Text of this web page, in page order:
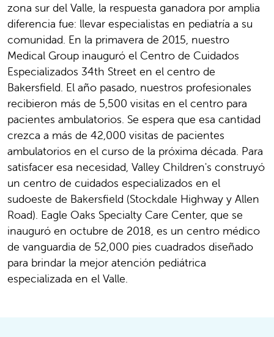
zona sur del Valle, la respuesta ganadora por amplia
diferencia fue: llevar especialistas en pediatría a su
comunidad. En la primavera de 2015, nuestro
Medical Group inauguró el Centro de Cuidados
Especializados 34th Street en el centro de
Bakersfield. El año pasado, nuestros profesionales
recibieron más de 5,500 visitas en el centro para
pacientes ambulatorios. Se espera que esa cantidad
crezca a más de 42,000 visitas de pacientes
ambulatorios en el curso de la próxima década. Para
satisfacer esa necesidad, Valley Children's construyó
un centro de cuidados especializados en el
sudoeste de Bakersfield (Stockdale Highway y Allen
Road). Eagle Oaks Specialty Care Center, que se
inauguró en octubre de 2018, es un centro médico
de vanguardia de 52,000 pies cuadrados diseñado
para brindar la mejor atención pediátrica
especializada en el Valle.